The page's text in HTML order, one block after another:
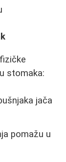
stomaka:
jača
pomažu u